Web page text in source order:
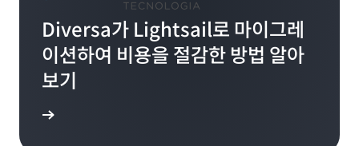
Diversa가 Lightsail로 마이그레
이션하여 비용을 절감한 방법 알아
보기